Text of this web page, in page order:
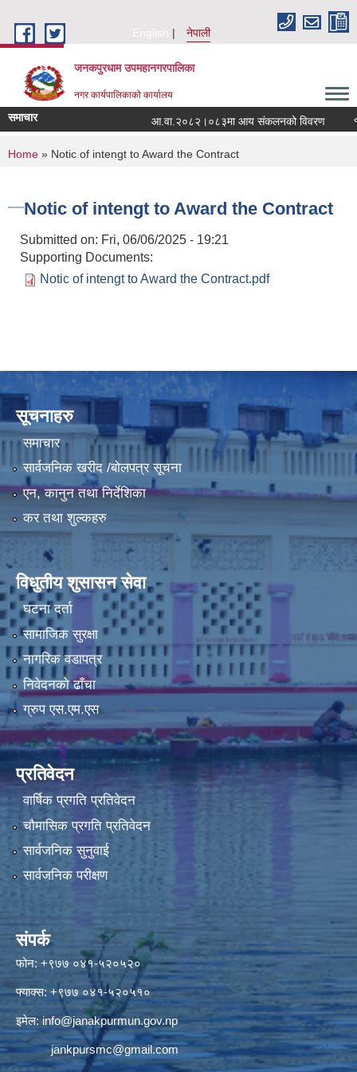
English
नेपाली
जनकपुरधाम उपमहानगरपालिका
नगर कार्यपालिकाको कार्यालय
समाचार आ.वा.२०८२।०८३मा आय संकलनको विवरण
You are here
Home » Notic of intengt to Award the Contract
Notic of intengt to Award the Contract
Submitted on: Fri, 06/06/2025 - 19:21
Supporting Documents:
Notic of intengt to Award the Contract.pdf
सूचनाहरु
समाचार
सार्वजनिक खरीद /बोलपत्र सूचना
एन, कानुन तथा निर्देशिका
कर तथा शुल्कहरु
विधुतीय शुसासन सेवा
घटना दर्ता
सामाजिक सुरक्षा
नागरिक वडापत्र
निवेदनको ढाँचा
ग्रुप एस.एम.एस
प्रतिवेदन
वार्षिक प्रगति प्रतिवेदन
चौमासिक प्रगति प्रतिवेदन
सार्वजनिक सुनुवाई
सार्वजनिक परीक्षण
संपर्क
फोन: +९७७ ०४१-५२०५२०
फ्याक्स: +९७७ ०४१-५२०५१०
इमेल:info@janakpurmun.gov.np
jankpursmc@gmail.com